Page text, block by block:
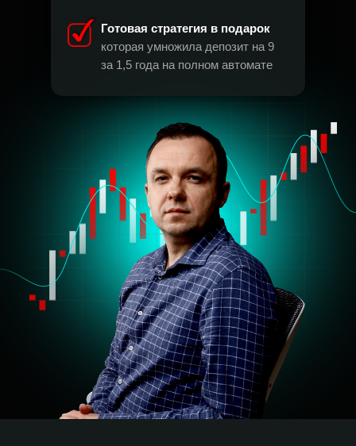
Готовая стратегия в подарок
которая умножила депозит на 9
за 1,5 года на полном автомате